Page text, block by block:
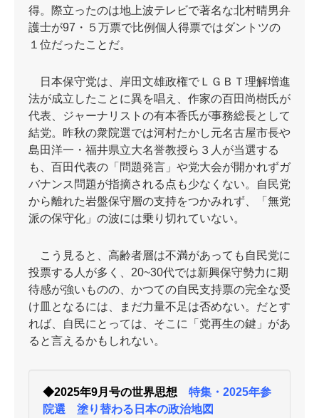
得。際立ったのは地上波テレビで著名な北村晴男弁
護士が97・５万票で比例個人得票ではダントツの
１位だったことだ。
日本保守党は、岸田文雄政権でＬＧＢＴ理解増進
法が成立したことに異を唱え、作家の百田尚樹氏が
代表、ジャーナリストの有本香氏が事務総長として
結党。昨秋の衆院選では河村たかし元名古屋市長や
島田洋一・福井県立大名誉教授ら３人が当選する
も、百田代表の「問題発言」や党大会が開かれずガ
バナンス問題が指摘される点も少なくない。自民党
から離れた岩盤保守層の支持をつかみれず、「無党
派の保守化」の波には乗り切れていない。
こう見ると、高齢者層は不満があっても自民党に
投票する人が多く、20~30代では新興保守勢力に期
待感が強いものの、かつての自民支持票の完全な受
け皿となるには、まだ力量不足は否めない。だとす
れば、自民にとっては、そこに「党再生の鍵」があ
ると言えるかもしれない。
◆2025年9月号の世界思想 特集・2025年参
院選 塗り替わる日本の政治地図